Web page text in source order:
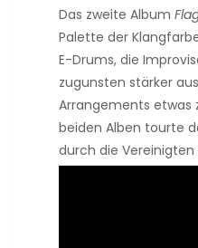
Das zweite Album
Palette der
E-Drums, die
zugunsten stärker
Arrangements etwas
beiden Alben tourte
durch die